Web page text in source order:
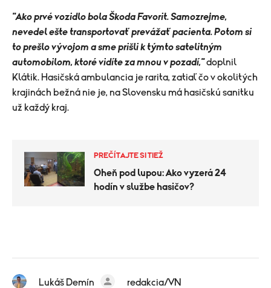
"Ako prvé vozidlo bola Škoda Favorit. Samozrejme,
nevedel ešte transportovať prevážať pacienta. Potom si
to prešlo vývojom a sme prišli k týmto satelitným
automobilom, ktoré vidíte za mnou v pozadí,"doplnil
Klátik. Hasičská ambulancia je rarita, zatiaľ čo v okolitých
krajinách bežná nie je, na Slovensku má hasičskú sanitku
už každý kraj.
PREČÍTAJTE SI TIEŽ
Oheň pod lupou: Ako vyzerá 24
hodín v službe hasičov?
Lukáš Demín redakcia/VN